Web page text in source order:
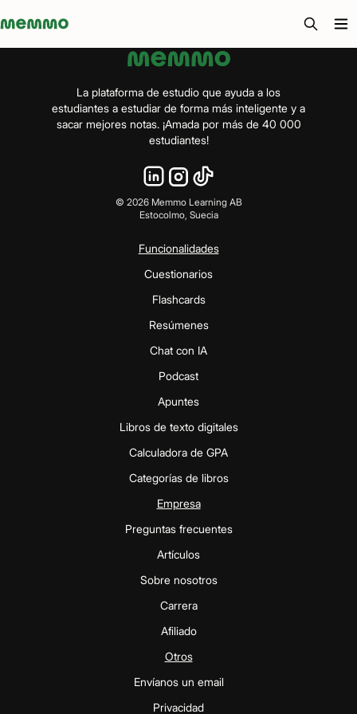
Memmo - AI-verktyg och digital kurslitteratur
La plataforma de estudio que ayuda a los
estudiantes a estudiar de forma más inteligente y a
sacar mejores notas. ¡Amada por más de 40 000
estudiantes!
© 2026Memmo Learning AB
Estocolmo, Suecia
Funcionalidades
Cuestionarios
Flashcards
Resúmenes
Chat con IA
Podcast
Apuntes
Libros de texto digitales
Calculadora de GPA
Categorías de libros
Empresa
Preguntas frecuentes
Artículos
Sobre nosotros
Carrera
Afiliado
Otros
Envíanos un email
Privacidad